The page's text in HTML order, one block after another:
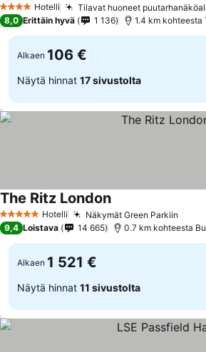
4 Tähtiluokitus
Hotelli Tilavat huoneet
8,0 Erittäin hyvä 1 136 1.4 km kohteesta
Alkaen 106 €
Näytä hinnat 17 sivustolta
5 Tähtiluokitus
Hotelli Näkymät Green Parkiin
The Ritz London
9,4 Loistava 14 665 0.7 km kohteesta
Alkaen 1 521 €
Näytä hinnat 11 sivustolta